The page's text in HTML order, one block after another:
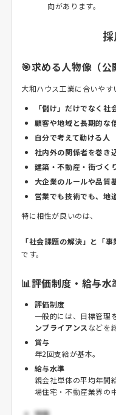
向があります。
🎯求める人物像（公
大和ハウス工業に合いやす
「儲け」だけでなく
顧客や地域と長期的な
自分で考えて動ける人
社内外の関係者を巻き
建築・不動産・街づく
大企業のルールや品質
営業でも技術でも、地
特に相性が良いのは、
「社会課題の解決」と「
です。
📊評価制度・給与水
評価制度
一般的には、目標管理
ンプライアンスなどを
賞与
年2回支給が基本。
給与水準
親会社単体の平均年間
場住宅・不動産業界の